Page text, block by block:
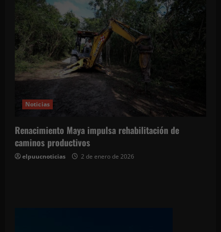
Noticias
Renacimiento Maya impulsa rehabilitación de
caminos productivos
elpuucnoticias 2 de enero de 2026